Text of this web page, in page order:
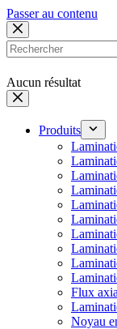
Passer au contenu
Aucun résultat
Produits
Flux
Noyau